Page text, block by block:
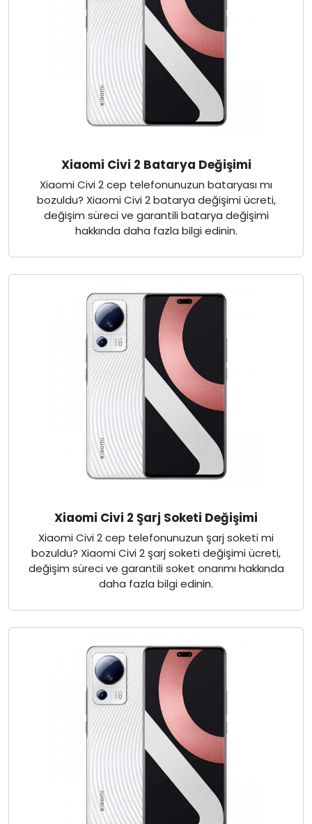
Xiaomi Civi 2 Batarya Değişimi
Xiaomi Civi 2 cep telefonunuzun bataryası mı
bozuldu? Xiaomi Civi 2 batarya değişimi ücreti,
değişim süreci ve garantili batarya değişimi
hakkında daha fazla bilgi edinin.
Xiaomi Civi 2 Şarj Soketi Değişimi
Xiaomi Civi 2 cep telefonunuzun şarj soketi mi
bozuldu? Xiaomi Civi 2 şarj soketi değişimi ücreti,
değişim süreci ve garantili soket onarımı hakkında
daha fazla bilgi edinin.